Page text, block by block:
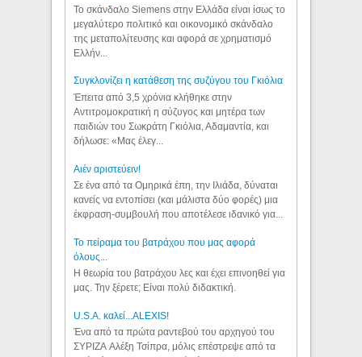
Το σκάνδαλο Siemens στην Ελλάδα είναι ίσως το
μεγαλύτερο πολιτικό και οικονομικό σκάνδαλο
της μεταπολίτευσης και αφορά σε χρηματισμό
Ελλήν...
Συγκλονίζει η κατάθεση της συζύγου του Γκιόλια
Έπειτα από 3,5 χρόνια κλήθηκε στην
Αντιτρομοκρατική η σύζυγος και μητέρα των
παιδιών του Σωκράτη Γκιόλια, Αδαμαντία, και
δήλωσε: «Μας έλεγ...
Aιέν αριστεύειν!
Σε ένα από τα Ομηρικά έπη, την Ιλιάδα, δύναται
κανείς να εντοπίσει (και μάλιστα δύο φορές) μια
έκφραση-συμβουλή που αποτέλεσε ιδανικό για...
Το πείραμα του βατράχου που μας αφορά
όλους...
Η θεωρία του βατράχου λες και έχει επινοηθεί για
μας. Την ξέρετε; Είναι πολύ διδακτική.
U.S.A. καλεί...ALEXIS!
Ένα από τα πρώτα ραντεβού του αρχηγού του
ΣΥΡΙΖΑ Αλέξη Τσίπρα, μόλις επέστρεψε από τα